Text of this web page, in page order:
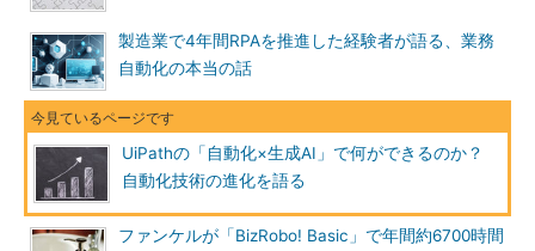
製造業で4年間RPAを推進した経験者が語る、業務
自動化の本当の話
UiPathの「自動化×生成AI」で何ができるのか？
自動化技術の進化を語る
ファンケルが「BizRobo! Basic」で年間約6700時間